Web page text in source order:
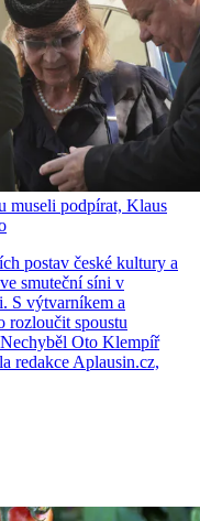
museli podpírat, Klaus
postav české kultury a
smuteční síni v
S výtvarníkem a
rozloučit spoustu
Oto Klempíř
redakce Aplausin.cz,